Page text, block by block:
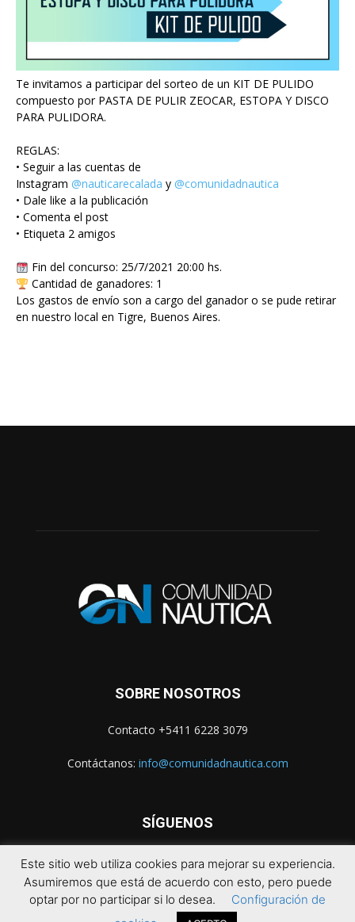
Te invitamos a participar del sorteo de un KIT DE PULIDO
compuesto por PASTA DE PULIR ZEOCAR, ESTOPA Y DISCO
PARA PULIDORA.
REGLAS:
• Seguir a las cuentas de
Instagram @nauticarecalada y @comunidadnautica
• Dale like a la publicación
• Comenta el post
• Etiqueta 2 amigos
Fin del concurso: 25/7/2021 20:00 hs.
Cantidad de ganadores: 1
Los gastos de envío son a cargo del ganador o se pude retirar
en nuestro local en Tigre, Buenos Aires.
SOBRE NOSOTROS
Contacto +5411 6228 3079
Contáctanos: info@comunidadnautica.com
SÍGUENOS
Este sitio web utiliza cookies para mejorar su experiencia.
Asumiremos que está de acuerdo con esto, pero puede
optar por no participar si lo desea.
Configuración de